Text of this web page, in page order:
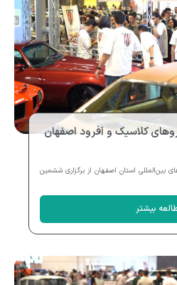
کلاسیک و آفرود اصفهان
بین‌المللی استان اصفهان از برگزاری ششمین
بیشتر